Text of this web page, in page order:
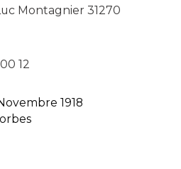
Montagnier 31270
12
1918